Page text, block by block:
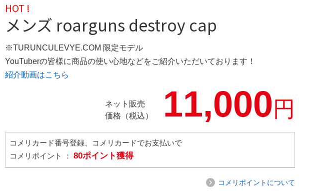
HOT !
メンズ roarguns destroy cap
※TURUNCULEVYE.COM 限定モデル
YouTuberの皆様に商品の使い心地などをご紹介いただいております！
紹介動画はこちら
ネット販売
価格（税込）
11,000円
コメリカード番号登録、コメリカードでお支払いで
コメリポイント ： 80ポイント獲得
コメリポイントについて